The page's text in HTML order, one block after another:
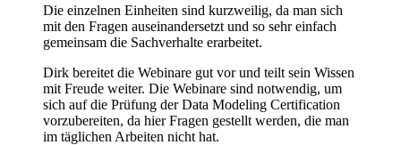
Die einzelnen Einheiten sind kurzweilig, da man sich
mit den Fragen auseinandersetzt und so sehr einfach
gemeinsam die Sachverhalte erarbeitet.
Dirk bereitet die Webinare gut vor und teilt sein Wissen
mit Freude weiter. Die Webinare sind notwendig, um
sich auf die Prüfung der Data Modeling Certification
vorzubereiten, da hier Fragen gestellt werden, die man
im täglichen Arbeiten nicht hat.